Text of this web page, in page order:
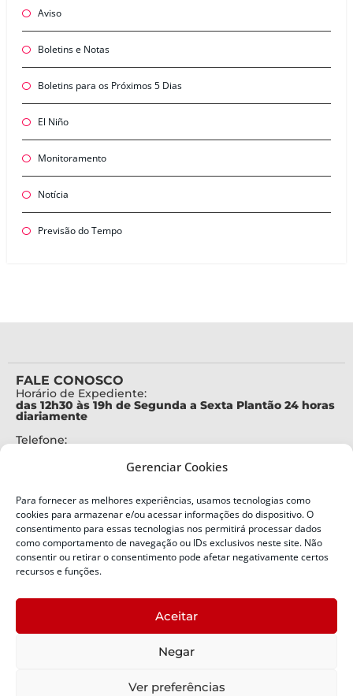
Gerenciar Cookies
Para fornecer as melhores experiências, usamos tecnologias como
cookies para armazenar e/ou acessar informações do dispositivo. O
consentimento para essas tecnologias nos permitirá processar dados
como comportamento de navegação ou IDs exclusivos neste site. Não
consentir ou retirar o consentimento pode afetar negativamente certos
recursos e funções.
Aceitar
Negar
Ver preferências
Aviso
Boletins e Notas
Boletins para os Próximos 5 Dias
El Niño
Monitoramento
Notícia
Previsão do Tempo
FALE CONOSCO
Horário de Expediente:
das 12h30 às 19h de Segunda a Sexta Plantão 24 horas
diariamente
Telefone:
Alertas Defesa Civil:
SMS 40199
ENDEREÇO
Defesa Civil do Estado de Santa Catarina
Bairro:
Capoeiras, Florianópolis, SC
Política de Privacidade